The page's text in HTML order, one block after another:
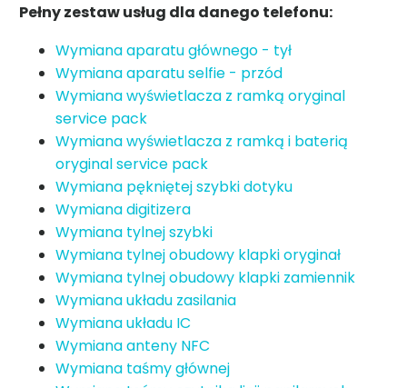
Pełny zestaw usług dla danego telefonu:
Wymiana aparatu głównego - tył
Wymiana aparatu selfie - przód
Wymiana wyświetlacza z ramką oryginal
service pack
Wymiana wyświetlacza z ramką i baterią
oryginal service pack
Wymiana pękniętej szybki dotyku
Wymiana digitizera
Wymiana tylnej szybki
Wymiana tylnej obudowy klapki oryginał
Wymiana tylnej obudowy klapki zamiennik
Wymiana układu zasilania
Wymiana układu IC
Wymiana anteny NFC
Wymiana taśmy głównej